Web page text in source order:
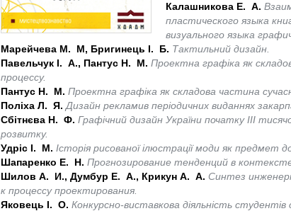
Калашникова Е. А.
пластического языка
визуального языка
Марейчева М. М, Бригинець І. Б. Тактильний дизайн.
Павельчук І. А., Пантус Н. М. Проектна графіка як
процессу.
Пантус Н. М. Проектна графіка як складова частина
Поліха Л. Я. Дизайн рекламив періодичних виданнях
Сбітнєва Н. Ф. Графічний дизайн України початку ІІІ
розвитку.
Удріс І. М. Історія рисованої ілюстрації моди як предмет
Шапаренко Е. Н. Прогнозирование тенденций в
Шилов А. И., Думбур Е. А., Крикун А. А. Синтез
к процессу проектирования.
Яковець І. О. Конкурсно-виставкова діяльність